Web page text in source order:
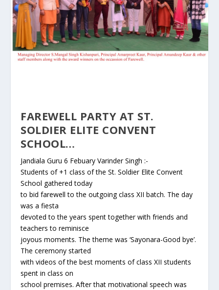
FAREWELL PARTY AT ST.
SOLDIER ELITE CONVENT
SCHOOL…
Jandiala Guru 6 Febuary Varinder Singh :-
Students of +1 class of the St. Soldier Elite Convent
School gathered today
to bid farewell to the outgoing class XII batch. The day
was a fiesta
devoted to the years spent together with friends and
teachers to reminisce
joyous moments. The theme was ‘Sayonara-Good bye’.
The ceremony started
with videos of the best moments of class XII students
spent in class on
school premises. After that motivational speech was